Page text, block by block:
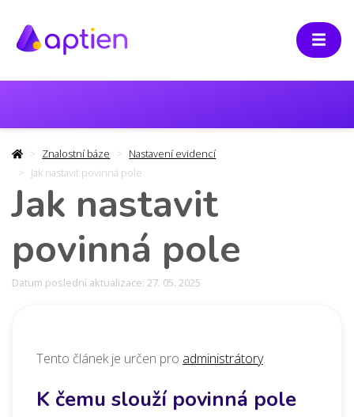
Znalostní báze
Nastavení evidencí
Jak nastavit povinná pole
Jak nastavit
povinná pole
Datum poslední aktualizace: 27. 05. 2025
Tento článek je určen pro administrátory.
K čemu slouží povinná pole